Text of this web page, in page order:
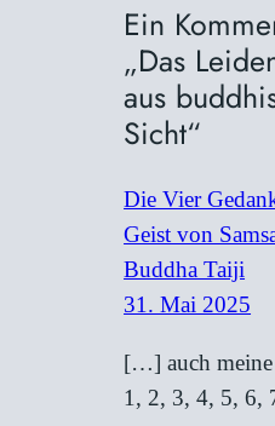
Ein
„Das
aus
Sicht“
Die Vier
Geist von
Buddha Taiji
31. Mai 2025
[…] auch meine
1, 2, 3, 4, 5,